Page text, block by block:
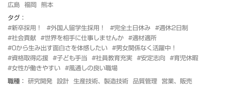
広島 福岡 熊本
タグ：
#新卒採用！
#外国人留学生採用！ #完全土日休み
#週休2日制
#社会貢献
#世界を相手に仕事しませんか
#適材適所
#0から生み出す面白さを体感したい
#男女関係なく活躍中！
#資格取得応援
#子ども手当 #社員教育充実 #安定志向
#育児休暇
#女性が働きやすい
#風通しの良い職場
職種： 研究開発 設計 生産技術、製造技術 品質管理 営業、販売